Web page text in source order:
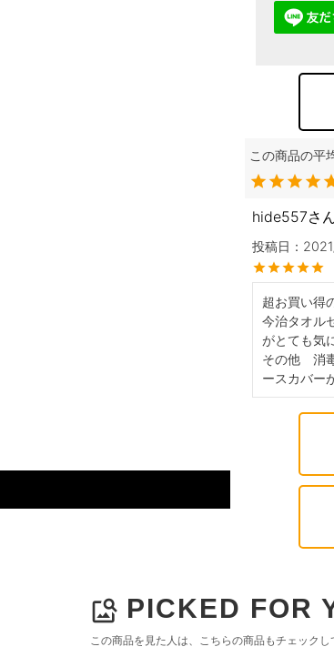
hide557
投稿日
超お買い得
今治タオル
がとても気
その他　消
ースカバー
image_search PICKED FOR
この商品を見た人は、こちらの商品もチェックし